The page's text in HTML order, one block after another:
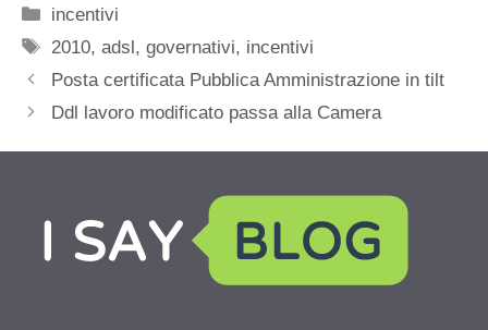
Categorie
incentivi
Tag
2010,adsl ,governativi, incentivi
Posta certificata Pubblica Amministrazione in tilt
Ddl lavoro modificato passa alla Camera